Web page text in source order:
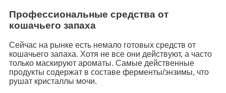
Профессиональные средства от
кошачьего запаха
Сейчас на рынке есть немало готовых средств от
кошачьего запаха. Хотя не все они действуют, а часто
только маскируют ароматы. Самые действенные
продукты содержат в составе ферменты/энзимы, что
рушат кристаллы мочи.